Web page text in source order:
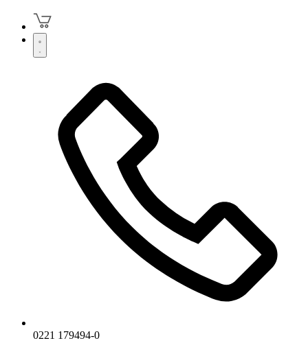
0221 179494-0